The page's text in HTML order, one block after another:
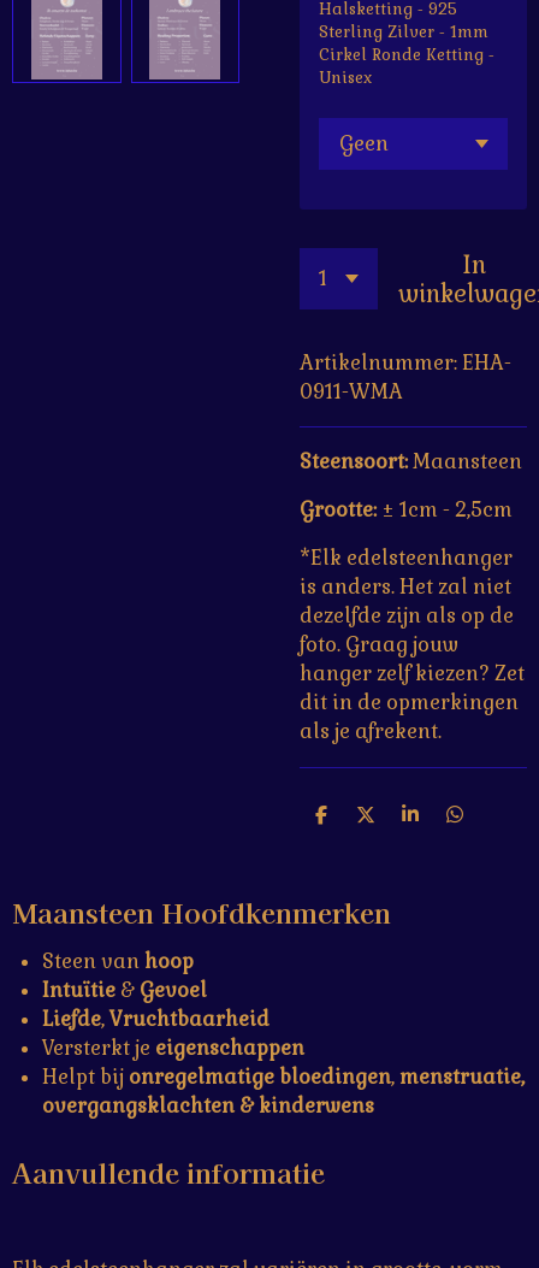
Halsketting - 925
Sterling Zilver - 1mm
Cirkel Ronde Ketting -
Unisex
In
Artikelnummer:EHA-
0911-WMA
Steensoort:Maansteen
Grootte:± 1cm - 2,5cm
*Elk edelsteenhanger
is anders. Het zal niet
dezelfde zijn als op de
foto. Graag jouw
hanger zelf kiezen? Zet
dit in de opmerkingen
als je afrekent.
D
n
D
S
D
Maansteen Hoofdkenmerken
Steen van hoop
Intuïtie& Gevoel
Liefde,Vruchtbaarheid
Versterkt je eigenschappen
Helpt bij onregelmatige bloedingen, menstruatie,
overgangsklachten & kinderwens
Aanvullende informatie